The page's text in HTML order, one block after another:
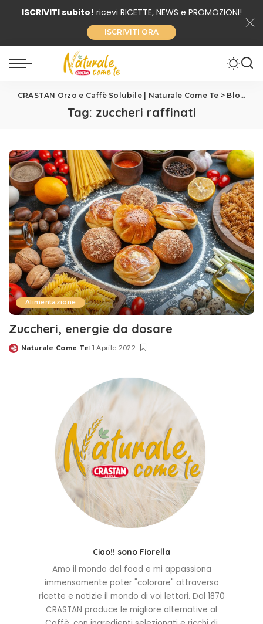
ISCRIVITI subito! ricevi RICETTE, NEWS e PROMOZIONI!
ISCRIVITI ORA
CRASTAN Orzo e Caffè Solubile | Naturale Come Te > Blog
Tag: zuccheri raffinati
Alimentazione
Zuccheri, energie da dosare
Posted
Naturale Come Te 1 Aprile 2022
Ciao!! sono Fiorella
Amo il mondo del food e mi appassiona
immensamente poter "colorare" attraverso
ricette e notizie il mondo di voi lettori. Dal 1870
CRASTAN produce le migliore alternative al